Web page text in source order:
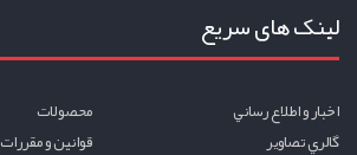
لینک های سریع
اخبار و اطلاع رساني
محصولات
گالري تصاوير
قوانين و مقررات